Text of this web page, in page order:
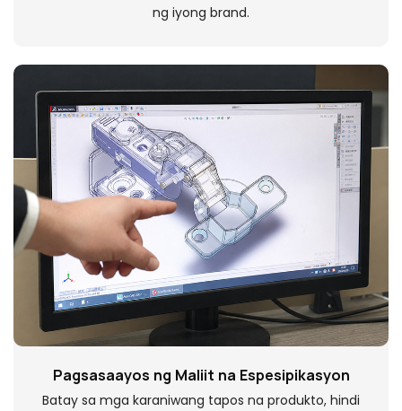
ng iyong brand.
Pagsasaayos ng Maliit na Espesipikasyon
Batay sa mga karaniwang tapos na produkto, hindi